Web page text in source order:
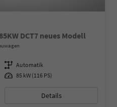
DCT7 neues Modell
Getriebe Automatik
Leistung 85 kW (116 PS)
Details